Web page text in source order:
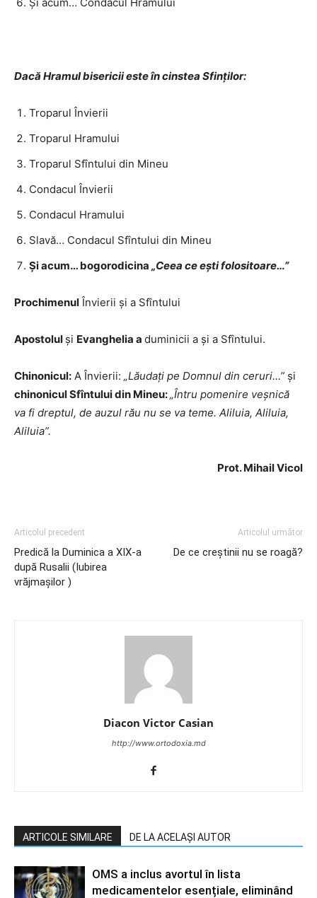
Dacă Hramul bisericii este în cinstea Sfinţilor:
Troparul Învierii
Troparul Hramului
Troparul Sfîntului din Mineu
Condacul Învierii
Condacul Hramului
Slavă… Condacul Sfîntului din Mineu
Și acum… bogorodicina „Ceea ce eşti folositoare…”
Prochimenul Învierii şi a Sfîntului
Apostolul și Evanghelia a duminicii a şi a Sfîntului.
Chinonicul: A Învierii: „Lăudați pe Domnul din ceruri…” şi
chinonicul Sfîntului din Mineu:„Întru pomenire veşnică
va fi dreptul, de auzul rău nu se va teme. Aliluia, Aliluia,
Aliluia”.
Prot. Mihail Vicol
Articolul precedent
Predică la Duminica a XIX-a
după Rusalii (Iubirea
vrăjmaşilor )
Articolul următor
De ce creștinii nu se roagă?
Diacon Victor Casian
http://www.ortodoxia.md
ARTICOLE SIMILARE DE LA ACELAȘI AUTOR
OMS a inclus avortul în lista
medicamentelor esențiale, eliminând